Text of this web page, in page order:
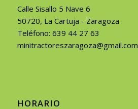
Calle Sisallo 5 Nave 6
50720, La Cartuja - Zaragoza
Teléfono: 639 44 27 63
minitractoreszaragoza@gmail.com
HORARIO